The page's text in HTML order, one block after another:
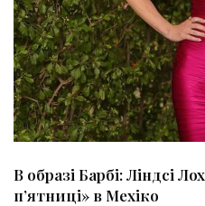
В образі Барбі: Ліндсі
п’ятниці» в Мехіко